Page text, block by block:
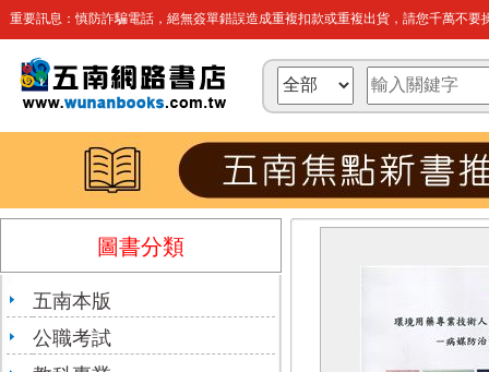
重要訊息：慎防詐騙電話，絕無簽單錯誤造成重複扣款或重複出貨，請您千萬不要
圖書分類
五南本版
公職考試